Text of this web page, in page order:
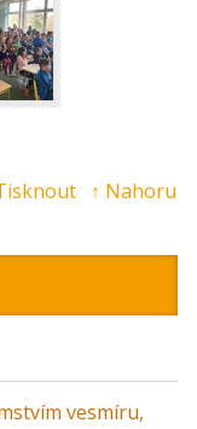
↑ Nahoru
vesmíru,